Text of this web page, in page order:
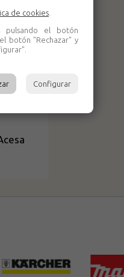
de cookies
pulsando el botón
botón "Rechazar" y
Configurar